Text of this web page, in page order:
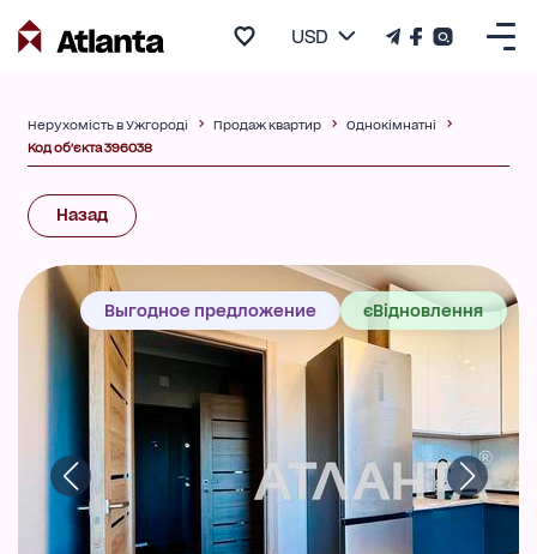
USD
Нерухомість в Ужгороді Продаж квартир
Однокімнатні
Код об'єкта 396038
Назад
Выгодное предложение єВідновлення